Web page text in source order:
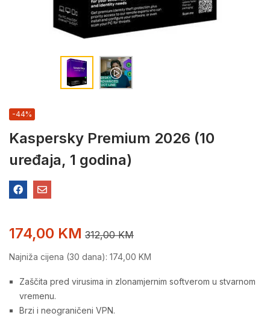
Kaspersky Premium 2026 (10
uređaja, 1 godina)
-44%
174,00 KM 312,00KM
Najniža cijena (30 dana): 174,00 KM
Zaščita pred virusima in zlonamjernim softverom u stvarnom
vremenu.
Brzi i neograničeni VPN.